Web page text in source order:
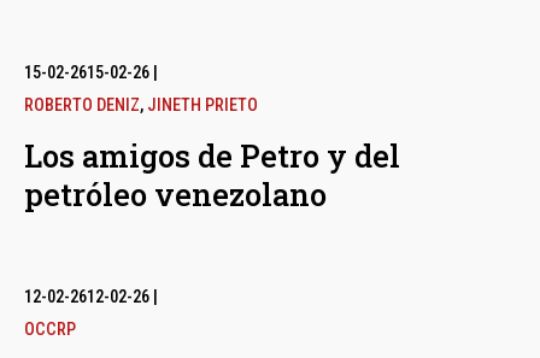
15-02-2615-02-26
ROBERTO DENIZ, JINETH PRIETO
Los amigos de Petro y del
petróleo venezolano
12-02-2612-02-26
OCCRP